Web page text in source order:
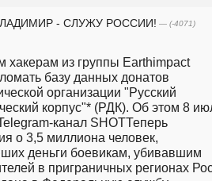
- СЛУЖУ РОССИИ! — (-4071)
хакерам из группы Earthimpact
базу данных донатов
организации "Русский
корпус"* (РДК). Об этом 8
канал SHOTТеперь
о 3,5 миллиона человек,
деньги боевикам, убивавшим
в приграничных регионах